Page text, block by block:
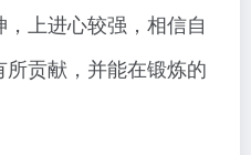
上进心较强，相信自
贡献，并能在锻炼的